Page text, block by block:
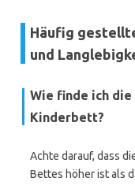
Häufig
und
Wie finde ich
Kinderbett?
Achte darauf, dass
Bettes höher ist als